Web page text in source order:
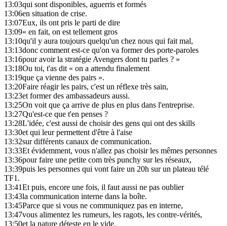
13:03qui sont disponibles, aguerris et formés
13:06en situation de crise.
13:07Eux, ils ont pris le parti de dire
13:09« en fait, on est tellement gros
13:10qu'il y aura toujours quelqu'un chez nous qui fait mal,
13:13donc comment est-ce qu'on va former des porte-paroles
13:16pour avoir la stratégie Avengers dont tu parles ? »
13:18Ou toi, t'as dit « on a attendu finalement
13:19que ça vienne des pairs ».
13:20Faire réagir les pairs, c'est un réflexe très sain,
13:23et former des ambassadeurs aussi.
13:25On voit que ça arrive de plus en plus dans l'entreprise.
13:27Qu'est-ce que t'en penses ?
13:28L'idée, c'est aussi de choisir des gens qui ont des skills
13:30et qui leur permettent d'être à l'aise
13:32sur différents canaux de communication.
13:33Et évidemment, vous n'allez pas choisir les mêmes personnes
13:36pour faire une petite com très punchy sur les réseaux,
13:39puis les personnes qui vont faire un 20h sur un plateau télé
TF1.
13:41Et puis, encore une fois, il faut aussi ne pas oublier
13:43la communication interne dans la boîte.
13:45Parce que si vous ne communiquez pas en interne,
13:47vous alimentez les rumeurs, les ragots, les contre-vérités,
13:50et la nature déteste en le vide.